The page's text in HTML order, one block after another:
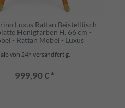
Luxus Rattan Beistelltisch
Honigfarben H. 66 cm -
- Rattan Möbel - Luxus
von 24h versandfertig.
999,90 € *